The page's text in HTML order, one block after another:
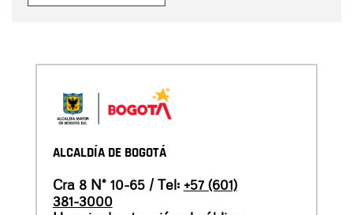
ALCALDÍA DE BOGOTÁ
Cra 8 N° 10-65 / Tel: +57 (601)
381-3000